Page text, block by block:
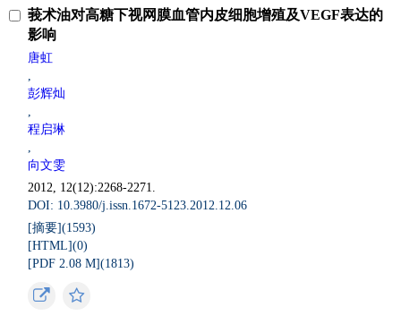
莪术油对高糖下视网膜血管内皮细胞增殖及VEGF表达的
影响
唐虹
,
彭辉灿
,
程启琳
,
向文雯
2012, 12(12):2268-2271.
DOI: 10.3980/j.issn.1672-5123.2012.12.06
[摘要](1593)
[HTML](0)
[PDF 2.08 M](1813)